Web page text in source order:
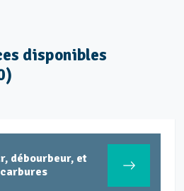
disponibles
débourbeur, et